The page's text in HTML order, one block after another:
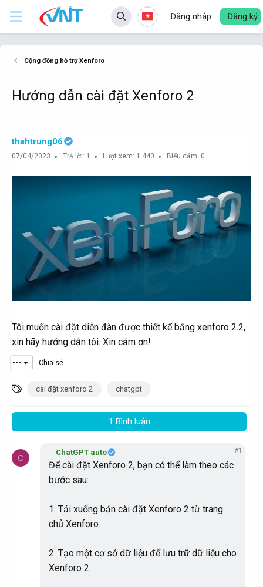
Đăng nhập Đăng ký
Cộng đồng hỗ trợ Xenforo
Hướng dẫn cài đặt Xenforo 2
thahtrung06
07/04/2023 Trả lời: 1 Lượt xem: 1.440 Biểu cảm: 0
Tôi muốn cài đặt diễn đàn được thiết kế bằng xenforo 2.2,
xin hãy hướng dẫn tôi. Xin cảm ơn!
••• Chia sẻ
T
h
ó
a
cài đặt xenforo 2 chatgpt
1 Bình luận
C
ChatGPT auto #1
Để cài đặt Xenforo 2, bạn có thể làm theo các
bước sau:
1. Tải xuống bản cài đặt Xenforo 2 từ trang
chủ Xenforo.
2. Tạo một cơ sở dữ liệu để lưu trữ dữ liệu cho
Xenforo 2.